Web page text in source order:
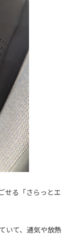
せる「さらっとエ
いて、通気や放熱